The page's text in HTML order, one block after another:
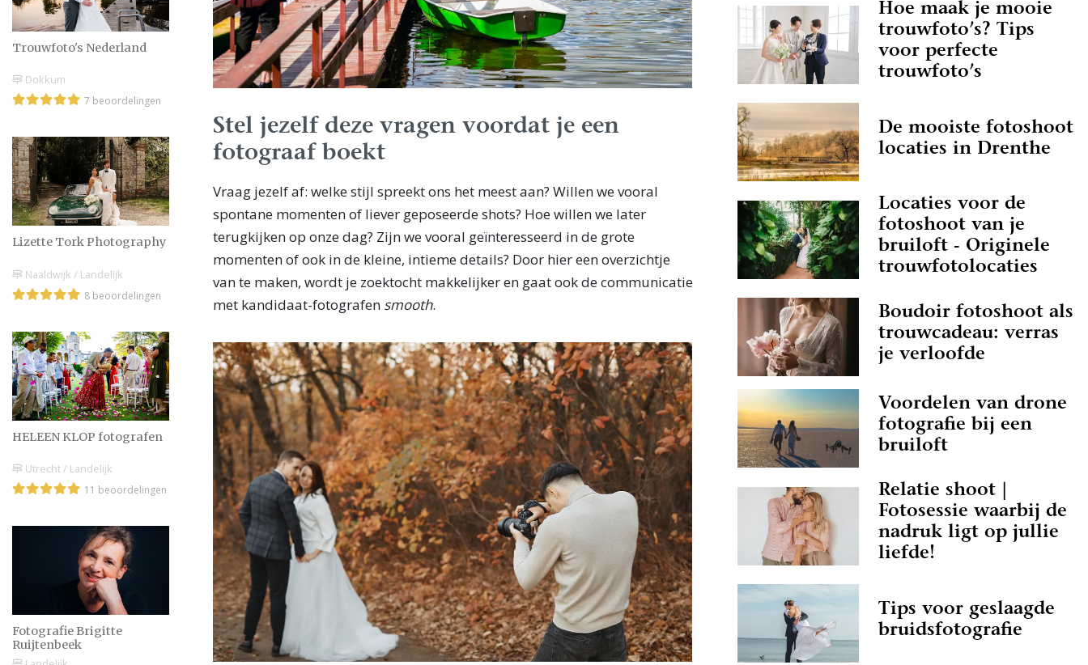
Trouwfoto's Nederland
Dokkum
7 beoordelingen
Lizette Tork Photography
Naaldwijk / Landelijk
8 beoordelingen
HELEEN KLOP fotografen
Utrecht / Landelijk
11 beoordelingen
Fotografie Brigitte
Ruijtenbeek
Stel jezelf deze vragen voordat je een
fotograaf boekt
Vraag jezelf af: welke stijl spreekt ons het meest aan? Willen we vooral
spontane momenten of liever geposeerde shots? Hoe willen we later
terugkijken op onze dag? Zijn we vooral geïnteresseerd in de grote
momenten of ook in de kleine, intieme details? Door hier een overzichtje
van te maken, wordt je zoektocht makkelijker en gaat ook de communicatie
met kandidaat-fotografen smooth.
Hoe maak je mooie
trouwfoto’s? Tips
voor perfecte
trouwfoto’s
De mooiste fotoshoot
locaties in Drenthe
Locaties voor de
fotoshoot van je
bruiloft - Originele
trouwfotolocaties
Boudoir fotoshoot als
trouwcadeau: verras
je verloofde
Voordelen van drone
fotografie bij een
bruiloft
Relatie shoot |
Fotosessie waarbij de
nadruk ligt op jullie
liefde!
Tips voor geslaagde
bruidsfotografie